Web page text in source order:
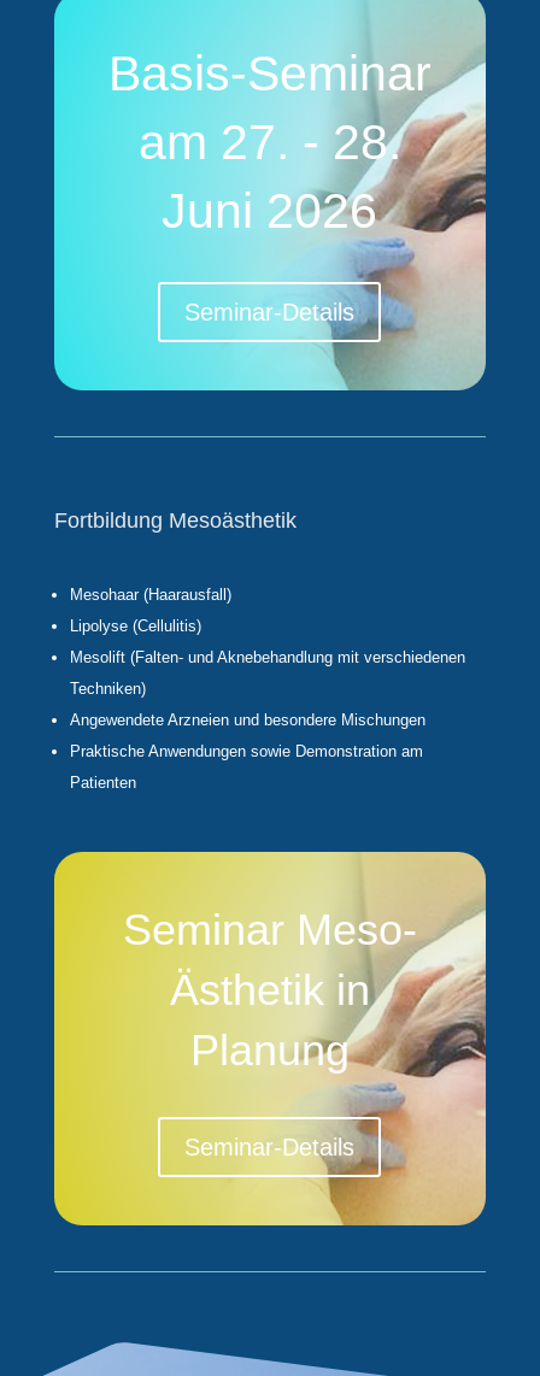
Basis-Seminar
am 27. - 28.
Juni 2026
Seminar-Details
Fortbildung Mesoästhetik
Mesohaar (Haarausfall)
Lipolyse (Cellulitis)
Mesolift (Falten- und Aknebehandlung mit verschiedenen
Techniken)
Angewendete Arzneien und besondere Mischungen
Praktische Anwendungen sowie Demonstration am
Patienten
Seminar Meso-
Ästhetik in
Planung
Seminar-Details